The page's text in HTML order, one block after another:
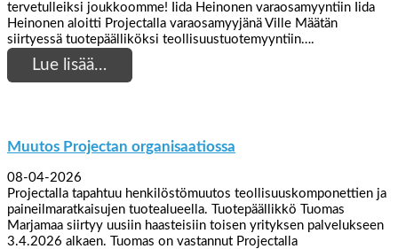
tervetulleiksi joukkoomme! Iida Heinonen varaosamyyntiin Iida
Heinonen aloitti Projectalla varaosamyyjänä Ville Määtän
siirtyessä tuotepäälliköksi teollisuustuotemyyntiin….
Lue lisää…
Muutos Projectan organisaatiossa
08-04-2026
Projectalla tapahtuu henkilöstömuutos teollisuuskomponettien ja
paineilmaratkaisujen tuotealueella. Tuotepäällikkö Tuomas
Marjamaa siirtyy uusiin haasteisiin toisen yrityksen palvelukseen
3.4.2026 alkaen. Tuomas on vastannut Projectalla